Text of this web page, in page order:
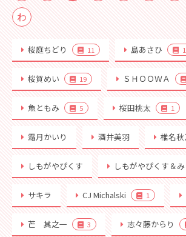
わ
桜庭ちどり 11 島あさひ
桜賀めい 19 ＳＨＯＯＷＡ
魚ともみ 5 桜田桃太 1
霜月かいり 酒井美羽 椎名
しもがやぴくす しもがやぴくす＆
サキラ CJ Michalski 1
芒 其之一 3 志々藤からり